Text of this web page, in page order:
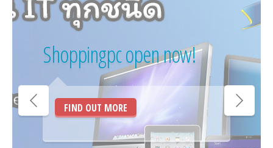
Shoppingpc open now!
FIND OUT MORE